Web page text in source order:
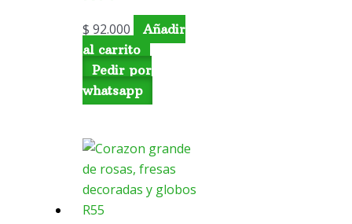
$ 92.000
Añadir
al carrito
Pedir por
whatsapp